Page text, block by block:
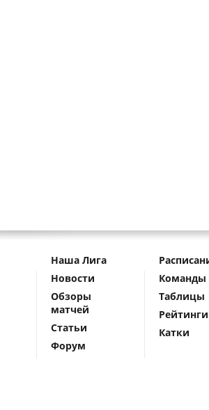
Наша Лига
Новости
Обзоры
матчей
Статьи
Форум
Команды
Таблицы
Рейтинги
Катки